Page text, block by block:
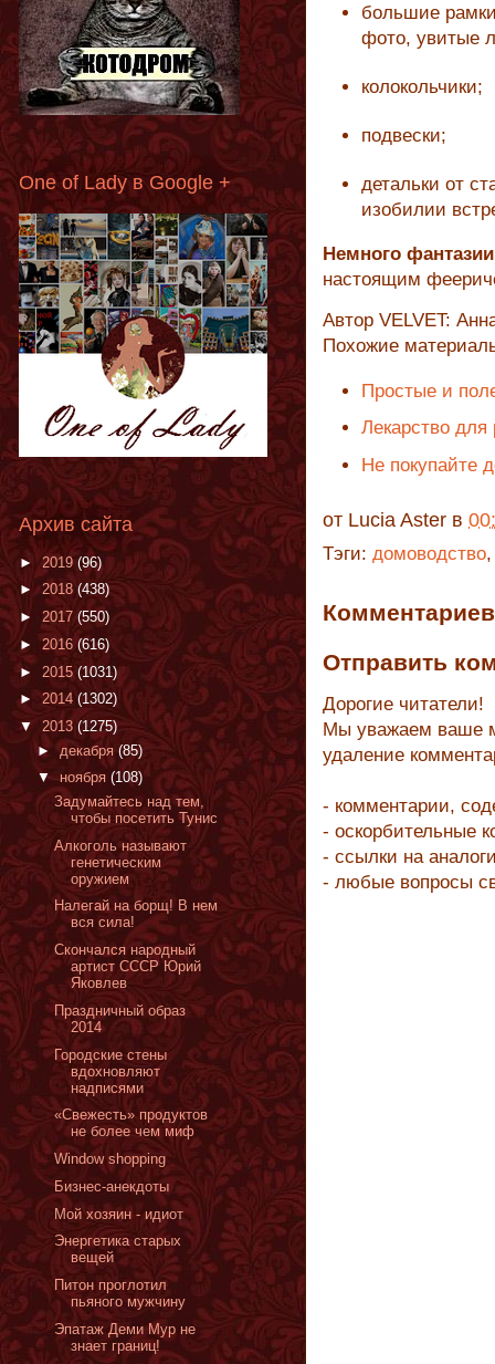
большие
фото, увитые
колокольчики;
подвески;
детальки от
изобилии
Немного
настоящим
Автор VELVET:
Похожие
Простые и
Лекарство для
Не покупайте
от Lucia Aster в
Тэги: домоводство
Отправить
Дорогие читатели!
Мы уважаем ваше
удаление
- комментарии,
- оскорбительные
- ссылки на
- любые вопросы
One of Lady в Google +
Архив сайта
► 2019 (96)
►2018 (438)
► 2017 (550)
► 2016(616)
► 2015 (1031)
►2014 (1302)
▼ 2013 (1275)
►декабря (85)
▼ ноября (108)
Задумайтесь над тем,
чтобы посетить Тунис
Алкоголь называют
генетическим
оружием
Налегай на борщ! В нем
вся сила!
Скончался народный
артист СССР Юрий
Яковлев
Праздничный образ
2014
Городские стены
вдохновляют
надписями
«Cвежесть» продуктов
не более чем миф
Window shopping
Бизнес-анекдоты
Мой хозяин - идиот
Энергетика старых
вещей
Питон проглотил
пьяного мужчину
Эпатаж Деми Мур не
знает границ!